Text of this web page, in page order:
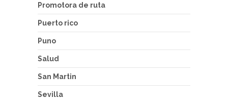
Promotora de ruta
Puerto rico
Puno
Salud
San Martin
Sevilla